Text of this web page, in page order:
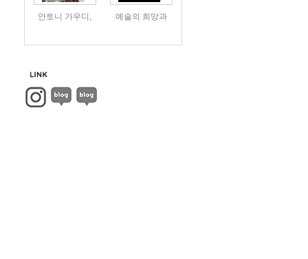
안토니 가우디, 예술의 희망과